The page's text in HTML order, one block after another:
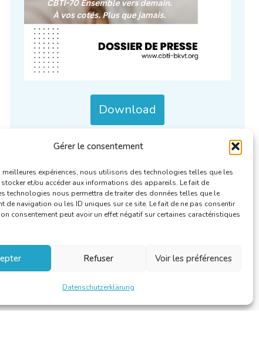
Gérer le consentement
meilleures expériences, nous utilisons des technologies telles que les
et/ou accéder aux informations des appareils. Le fait de
technologies nous permettra de traiter des données telles que le
de navigation ou les ID uniques sur ce site. Le fait de ne pas consentir
consentement peut avoir un effet négatif sur certaines caractéristiques
Refuser Voir les préférences
Datenschutzerklärung
Download
Nur/Auch verfügbar auf :
Kategorien :
Pressemappen